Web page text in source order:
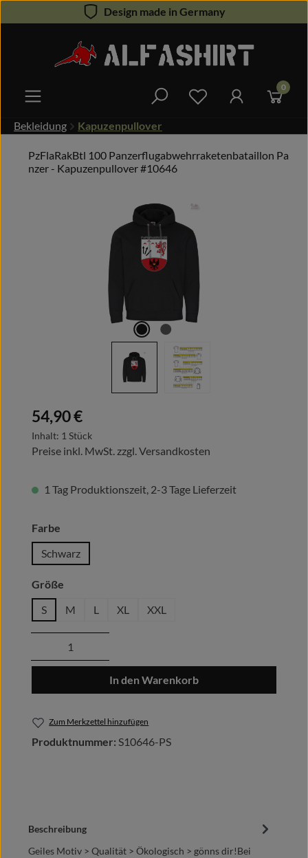
Zum Hauptinhalt springenDesign made in Germany
Du hast 0 0
Bekleidung Kapuzenpullover
PzFlaRakBtl 100 Panzerflugabwehrraketenbataillon Pa
nzer - Kapuzenpullover #10646
Regulärer Preis:
54,90 €
Inhalt: 1 Stück
Preise inkl. MwSt. zzgl. Versandkosten
1 Tag Produktionszeit, 2-3 Tage Lieferzeit
Farbe
Schwarz
Größe
S
M L XL XXL
Produkt Anzahl: Gib den gewünschten
In den Warenkorb
Zum Merkzettel hinzufügen
Produktnummer: S10646-PS
Beschreibung
Geiles Motiv > Qualität > Ökologisch > gönns dir!Bei